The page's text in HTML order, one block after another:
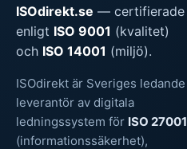
ISOdirekt.se — certifierade
enligt ISO 9001 (kvalitet)
och ISO 14001 (miljö).
ISOdirekt är Sveriges ledande
leverantör av digitala
ledningssystem för ISO 27001
(informationssäkerhet),